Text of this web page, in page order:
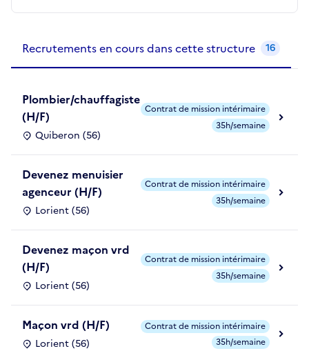
Recrutements en cours dans cette structure 16
Plombier/chauffagiste
(H/F)
Quiberon (56)
Contrat de mission intérimaire
35h/semaine
Devenez menuisier
agenceur (H/F)
Lorient (56)
Contrat de mission intérimaire
35h/semaine
Devenez maçon vrd
(H/F)
Lorient (56)
Contrat de mission intérimaire
35h/semaine
Maçon vrd (H/F)
Lorient (56)
Contrat de mission intérimaire
35h/semaine